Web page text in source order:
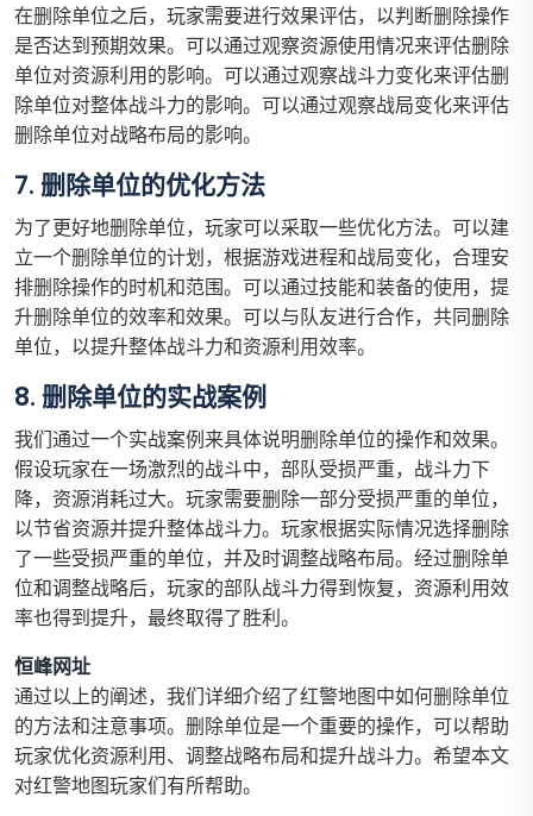
在删除单位之后，玩家需要进行效果评估，以判断删除操作
是否达到预期效果。可以通过观察资源使用情况来评估删除
单位对资源利用的影响。可以通过观察战斗力变化来评估删
除单位对整体战斗力的影响。可以通过观察战局变化来评估
删除单位对战略布局的影响。
7. 删除单位的优化方法
为了更好地删除单位，玩家可以采取一些优化方法。可以建
立一个删除单位的计划，根据游戏进程和战局变化，合理安
排删除操作的时机和范围。可以通过技能和装备的使用，提
升删除单位的效率和效果。可以与队友进行合作，共同删除
单位，以提升整体战斗力和资源利用效率。
8. 删除单位的实战案例
我们通过一个实战案例来具体说明删除单位的操作和效果。
假设玩家在一场激烈的战斗中，部队受损严重，战斗力下
降，资源消耗过大。玩家需要删除一部分受损严重的单位，
以节省资源并提升整体战斗力。玩家根据实际情况选择删除
了一些受损严重的单位，并及时调整战略布局。经过删除单
位和调整战略后，玩家的部队战斗力得到恢复，资源利用效
率也得到提升，最终取得了胜利。
恒峰网址
通过以上的阐述，我们详细介绍了红警地图中如何删除单位
的方法和注意事项。删除单位是一个重要的操作，可以帮助
玩家优化资源利用、调整战略布局和提升战斗力。希望本文
对红警地图玩家们有所帮助。